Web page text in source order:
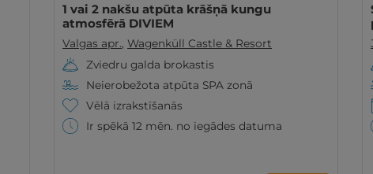
1 vai 2 nakšu atpūta krāšņā kungu
atmosfērā DIVIEM
Valgas apr., Wagenküll Castle & Resort
Zviedru galda brokastis
Neierobežota atpūta SPA zonā
Vēlā izrakstīšanās
Ir spēkā 12 mēn. no iegādes datuma